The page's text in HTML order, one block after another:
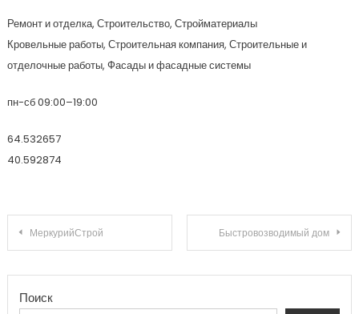
Ремонт и отделка, Строительство, Стройматериалы
Кровельные работы, Строительная компания, Строительные и
отделочные работы, Фасады и фасадные системы
пн-сб 09:00–19:00
64.532657
40.592874
Навигация по записям
МеркурийСтрой Быстровозводимый дом
Поиск